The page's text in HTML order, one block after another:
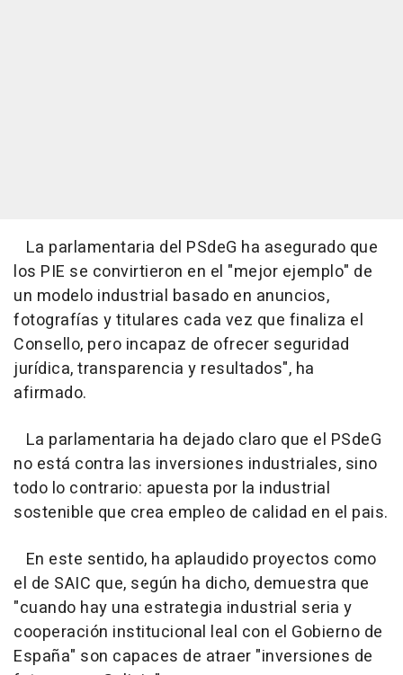
La parlamentaria del PSdeG ha asegurado que
los PIE se convirtieron en el "mejor ejemplo" de
un modelo industrial basado en anuncios,
fotografías y titulares cada vez que finaliza el
Consello, pero incapaz de ofrecer seguridad
jurídica, transparencia y resultados", ha
afirmado.
La parlamentaria ha dejado claro que el PSdeG
no está contra las inversiones industriales, sino
todo lo contrario: apuesta por la industrial
sostenible que crea empleo de calidad en el pais.
En este sentido, ha aplaudido proyectos como
el de SAIC que, según ha dicho, demuestra que
"cuando hay una estrategia industrial seria y
cooperación institucional leal con el Gobierno de
España" son capaces de atraer "inversiones de